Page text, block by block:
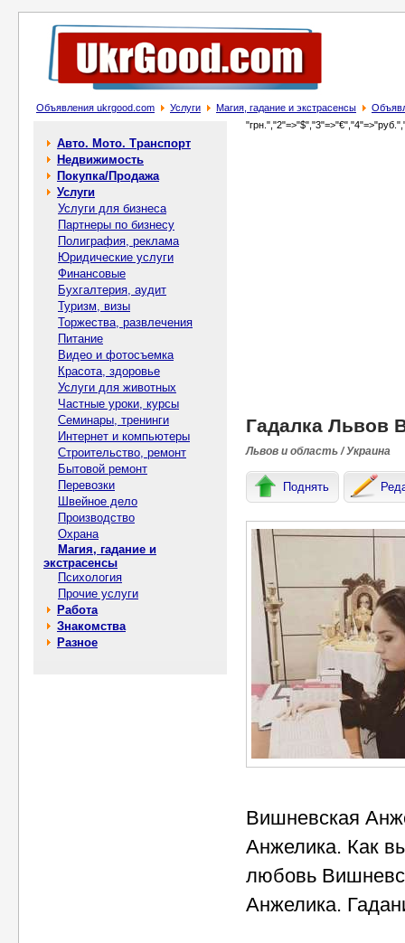
Объявления ukrgood.com Услуги Магия, гадание и экстрасенсы
Авто. Мото. Транспорт
Недвижимость
Покупка/Продажа
Услуги
Услуги для бизнеса
Партнеры по бизнесу
Полиграфия, реклама
Юридические услуги
Финансовые
Бухгалтерия, аудит
Туризм, визы
Торжества, развлечения
Питание
Видео и фотосъемка
Красота, здоровье
Услуги для животных
Частные уроки, курсы
Семинары, тренинги
Интернет и компьютеры
Строительство, ремонт
Бытовой ремонт
Перевозки
Швейное дело
Производство
Охрана
Магия, гадание и
экстрасенсы
Психология
Прочие услуги
Работа
Знакомства
Разное
Гадалка Львов
Львов и область / Украина
Поднять
Вишневская
Анжелика. Как
любовь
Анжелика.